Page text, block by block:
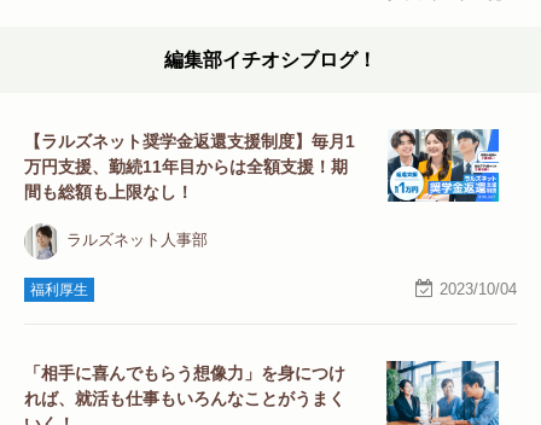
編集部イチオシブログ！
【ラルズネット奨学金返還支援制度】毎月1
万円支援、勤続11年目からは全額支援！期
間も総額も上限なし！
ラルズネット人事部
福利厚生 2023/10/04
「相手に喜んでもらう想像力」を身につけ
れば、就活も仕事もいろんなことがうまく